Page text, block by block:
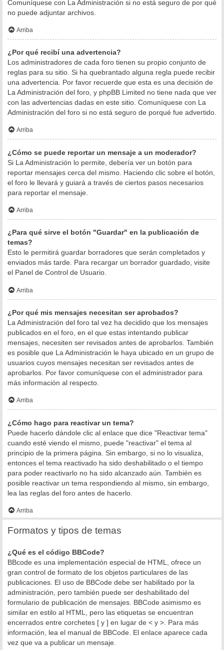
Comuníquese con La Administración si no está seguro de por qué
no puede adjuntar archivos.
Arriba
¿Por qué recibí una advertencia?
Los administradores de cada foro tienen su propio conjunto de
reglas para su sitio. Si ha quebrantado alguna regla puede recibir
una advertencia. Por favor recuerde que esta es una decisión de
La Administración del foro, y phpBB Limited no tiene nada que ver
con las advertencias dadas en este sitio. Comuníquese con La
Administración del foro si no está seguro de porqué fue advertido.
Arriba
¿Cómo se puede reportar un mensaje a un moderador?
Si La Administración lo permite, debería ver un botón para
reportar mensajes cerca del mismo. Haciendo clic sobre el botón,
el foro le llevará y guiará a través de ciertos pasos necesarios
para reportar el mensaje.
Arriba
¿Para qué sirve el botón "Guardar" en la publicación de
temas?
Esto le permitirá guardar borradores que serán completados y
enviados más tarde. Para recargar un borrador guardado, visite
el Panel de Control de Usuario.
Arriba
¿Por qué mis mensajes necesitan ser aprobados?
La Administración del foro tal vez ha decidido que los mensajes
publicados en el foro, en el que estas intentando publicar
mensajes, necesiten ser revisados antes de aprobarlos. También
es posible que La Administración le haya ubicado en un grupo de
usuarios cuyos mensajes necesitan ser revisados antes de
aprobarlos. Por favor comuníquese con el administrador para
más información al respecto.
Arriba
¿Cómo hago para reactivar un tema?
Puede hacerlo dándole clic al enlace que dice "Reactivar tema"
cuando esté viendo el mismo, puede "reactivar" el tema al
principio de la primera página. Sin embargo, si no lo visualiza,
entonces el tema reactivado ha sido deshabilitado o el tiempo
para poder reactivarlo no ha sido alcanzado aún. También es
posible reactivar un tema respondiendo al mismo, sin embargo,
lea las reglas del foro antes de hacerlo.
Arriba
Formatos y tipos de temas
¿Qué es el código BBCode?
BBcode es una implementación especial de HTML, ofrece un
gran control de formato de los objetos particulares de las
publicaciones. El uso de BBCode debe ser habilitado por la
administración, pero también puede ser deshabilitado del
formulario de publicación de mensajes. BBCode asimismo es
similar en estilo al HTML, pero las etiquetas se encuentran
encerrados entre corchetes [ y ] en lugar de < y >. Para más
información, lea el manual de BBCode. El enlace aparece cada
vez que va a publicar un mensaje.